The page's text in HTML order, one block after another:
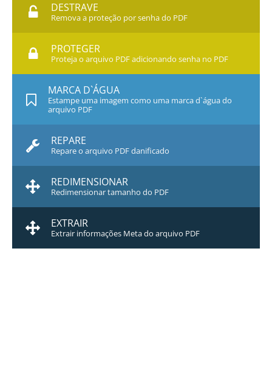
DESTRAVE
Remova a proteção por senha do PDF
PROTEGER
Proteja o arquivo PDF adicionando senha no PDF
MARCA D`ÁGUA
Estampe uma imagem como uma marca d`água do
arquivo PDF
REPARE
Repare o arquivo PDF danificado
REDIMENSIONAR
Redimensionar tamanho do PDF
EXTRAIR
Extrair informações Meta do arquivo PDF